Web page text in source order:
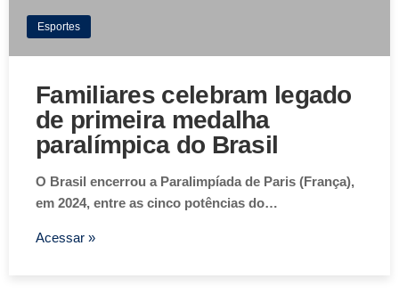
Esportes
Familiares celebram legado
de primeira medalha
paralímpica do Brasil
O Brasil encerrou a Paralimpíada de Paris (França),
em 2024, entre as cinco potências do…
Acessar »